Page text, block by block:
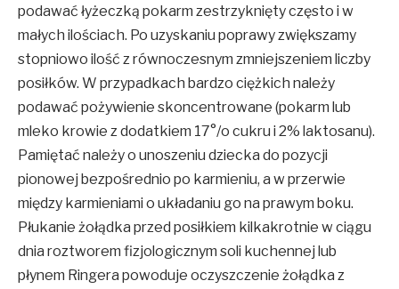
podawać łyżeczką pokarm zestrzyknięty często i w
małych ilościach. Po uzyskaniu poprawy zwiększamy
stopniowo ilość z równoczesnym zmniejszeniem liczby
posiłków. W przypadkach bardzo ciężkich należy
podawać pożywienie skoncentrowane (pokarm lub
mleko krowie z dodatkiem 17°/o cukru i 2% laktosanu).
Pamiętać należy o unoszeniu dziecka do pozycji
pionowej bezpośrednio po karmieniu, a w przerwie
między karmieniami o układaniu go na prawym boku.
Płukanie żołądka przed posiłkiem kilkakrotnie w ciągu
dnia roztworem fizjologicznym soli kuchennej lub
płynem Ringera powoduje oczyszczenie żołądka z